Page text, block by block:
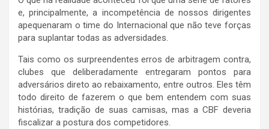
e, principalmente, a incompetência de nossos dirigentes
apequenaram o time do Internacional que não teve forças
para suplantar todas as adversidades.
Tais como os surpreendentes erros de arbitragem contra,
clubes que deliberadamente entregaram pontos para
adversários direto ao rebaixamento, entre outros. Eles têm
todo direito de fazerem o que bem entendem com suas
histórias, tradição de suas camisas, mas a CBF deveria
fiscalizar a postura dos competidores.